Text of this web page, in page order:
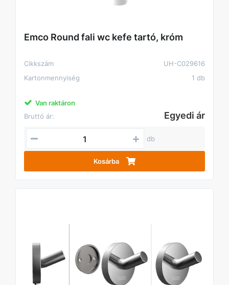
Emco Round fali wc kefe tartó, króm
Cikkszám
UH-C029616
Kartonmennyiség
1 db
Van raktáron
Bruttó ár:
Egyedi ár
db
Kosárba